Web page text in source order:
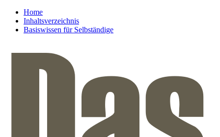
Home
Inhaltsverzeichnis
Basiswissen für Selbständige